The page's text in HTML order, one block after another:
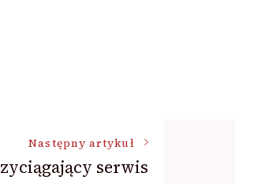
Następny artykuł
serwis